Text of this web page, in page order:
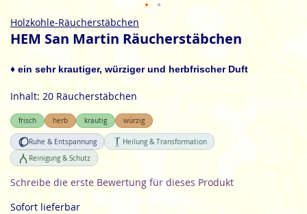
Zum
Anfang
Bildgalerie
springen
Holzkohle-Räucherstäbchen
HEM San Martin Räucherstäbchen
♦ ein sehr krautiger, würziger und herbfrischer Duft
Inhalt: 20 Räucherstäbchen
frisch herb krautig würzig
Ruhe & Entspannung
Heilung & Transformation
Reinigung & Schutz
Schreibe die erste Bewertung für dieses Produkt
Sofort lieferbar